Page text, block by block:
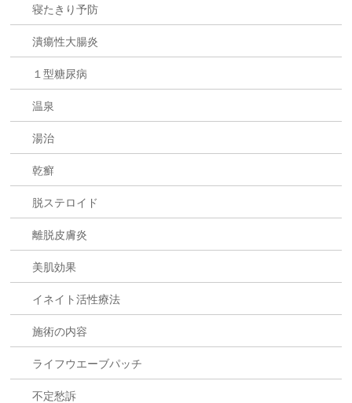
寝たきり予防
潰瘍性大腸炎
１型糖尿病
温泉
湯治
乾癬
脱ステロイド
離脱皮膚炎
美肌効果
イネイト活性療法
施術の内容
ライフウエーブパッチ
不定愁訴